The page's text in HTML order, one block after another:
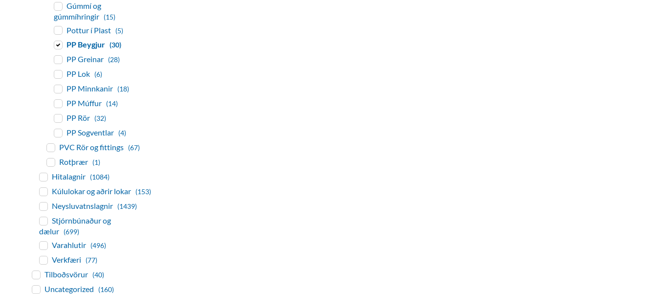
Gúmmí og
gúmmíhringir (15)
Pottur í Plast (5)
PP Beygjur (30)
PP Greinar (28)
PP Lok (6)
PP Minnkanir (18)
PP Múffur (14)
PP Rör (32)
PP Sogventlar (4)
PVC Rör og fittings (67)
Rotþrær (1)
Hitalagnir (1084)
Kúlulokar og aðrir lokar (153)
Neysluvatnslagnir (1439)
Stjórnbúnaður og
dælur (699)
Varahlutir (496)
Verkfæri (77)
Tilboðsvörur (40)
Uncategorized (160)